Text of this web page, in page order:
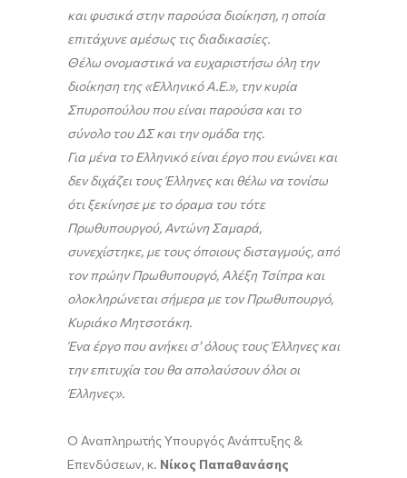
και φυσικά στην παρούσα διοίκηση, η οποία
επιτάχυνε αμέσως τις διαδικασίες.
Θέλω ονομαστικά να ευχαριστήσω όλη την
διοίκηση της «Ελληνικό Α.Ε.», την κυρία
Σπυροπούλου που είναι παρούσα και το
σύνολο του ΔΣ και την ομάδα της.
Για μένα το Ελληνικό είναι έργο που ενώνει και
δεν διχάζει τους Έλληνες και θέλω να τονίσω
ότι ξεκίνησε με το όραμα του τότε
Πρωθυπουργού, Αντώνη Σαμαρά,
συνεχίστηκε, με τους όποιους δισταγμούς, από
τον πρώην Πρωθυπουργό, Αλέξη Τσίπρα και
ολοκληρώνεται σήμερα με τον Πρωθυπουργό,
Κυριάκο Μητσοτάκη.
Ένα έργο που ανήκει σ’ όλους τους Έλληνες και
την επιτυχία του θα απολαύσουν όλοι οι
Έλληνες».
Ο Αναπληρωτής Υπουργός Ανάπτυξης &
Επενδύσεων, κ. Νίκος Παπαθανάσης